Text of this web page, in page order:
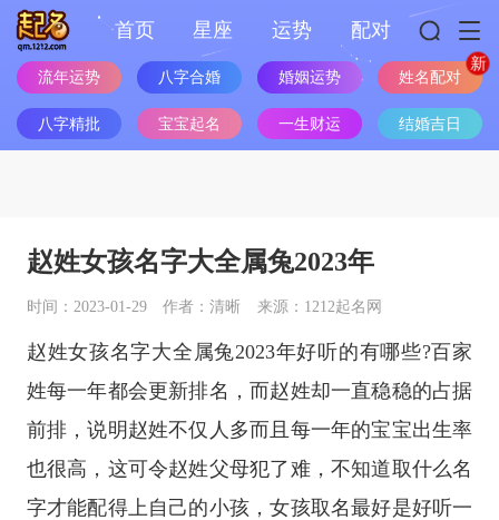
首页 星座 运势 配对
流年运势 八字合婚 婚姻运势 姓名配对
八字精批 宝宝起名 一生财运 结婚吉日
赵姓女孩名字大全属兔2023年
时间：2023-01-29 作者：清晰 来源：1212起名网
赵姓女孩名字大全属兔2023年好听的有哪些?百家
姓每一年都会更新排名，而赵姓却一直稳稳的占据
前排，说明赵姓不仅人多而且每一年的宝宝出生率
也很高，这可令赵姓父母犯了难，不知道取什么名
字才能配得上自己的小孩，女孩取名最好是好听一